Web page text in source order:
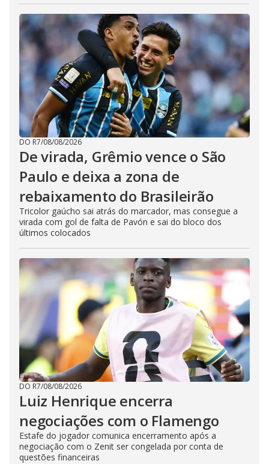
DO R7/08/08/2026
De virada, Grêmio vence o São
Paulo e deixa a zona de
rebaixamento do Brasileirão
Tricolor gaúcho sai atrás do marcador, mas consegue a
virada com gol de falta de Pavón e sai do bloco dos
últimos colocados
DO R7/08/08/2026
Luiz Henrique encerra
negociações com o Flamengo
Estafe do jogador comunica encerramento após a
negociação com o Zenit ser congelada por conta de
questões financeiras